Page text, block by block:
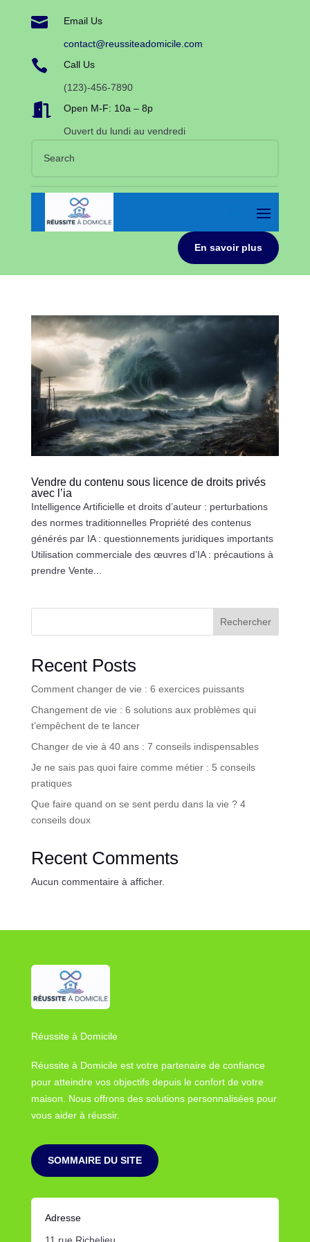
 Email Us
contact@reussiteadomicile.com
 Call Us
(123)-456-7890
 Open M-F: 10a – 8p
Ouvert du lundi au vendredi
En savoir plus
Vendre du contenu sous licence de droits privés
avec l’ia
Intelligence Artificielle et droits d’auteur : perturbations
des normes traditionnelles Propriété des contenus
générés par IA : questionnements juridiques importants
Utilisation commerciale des œuvres d’IA : précautions à
prendre Vente...
Rechercher
Recent Posts
Comment changer de vie : 6 exercices puissants
Changement de vie : 6 solutions aux problèmes qui
t’empêchent de te lancer
Changer de vie à 40 ans : 7 conseils indispensables
Je ne sais pas quoi faire comme métier : 5 conseils
pratiques
Que faire quand on se sent perdu dans la vie ? 4
conseils doux
Recent Comments
Aucun commentaire à afficher.
Réussite à Domicile
Réussite à Domicile est votre partenaire de confiance
pour atteindre vos objectifs depuis le confort de votre
maison. Nous offrons des solutions personnalisées pour
vous aider à réussir.
SOMMAIRE DU SITE
Adresse